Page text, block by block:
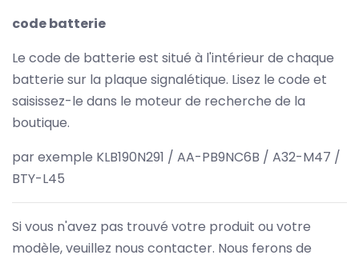
code batterie
Le code de batterie est situé à l'intérieur de chaque
batterie sur la plaque signalétique. Lisez le code et
saisissez-le dans le moteur de recherche de la
boutique.
par exemple KLB190N291 / AA-PB9NC6B / A32-M47 /
BTY-L45
Si vous n'avez pas trouvé votre produit ou votre
modèle, veuillez nous contacter. Nous ferons de